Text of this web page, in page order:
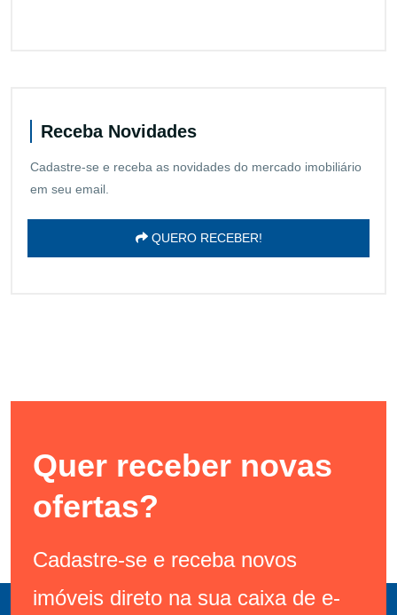
Receba Novidades
Cadastre-se e receba as novidades do mercado imobiliário
em seu email.
QUERO RECEBER!
Quer receber novas
ofertas?
Cadastre-se e receba novos
imóveis direto na sua caixa de e-